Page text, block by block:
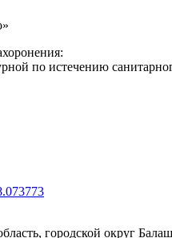
по истечению
городской округ